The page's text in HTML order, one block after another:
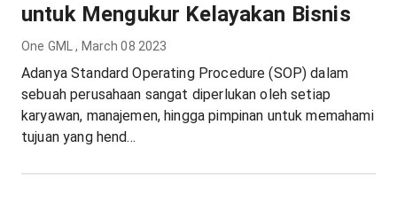
untuk Mengukur Kelayakan Bisnis
One GML , March 08 2023
Adanya Standard Operating Procedure (SOP) dalam
sebuah perusahaan sangat diperlukan oleh setiap
karyawan, manajemen, hingga pimpinan untuk memahami
tujuan yang hend...